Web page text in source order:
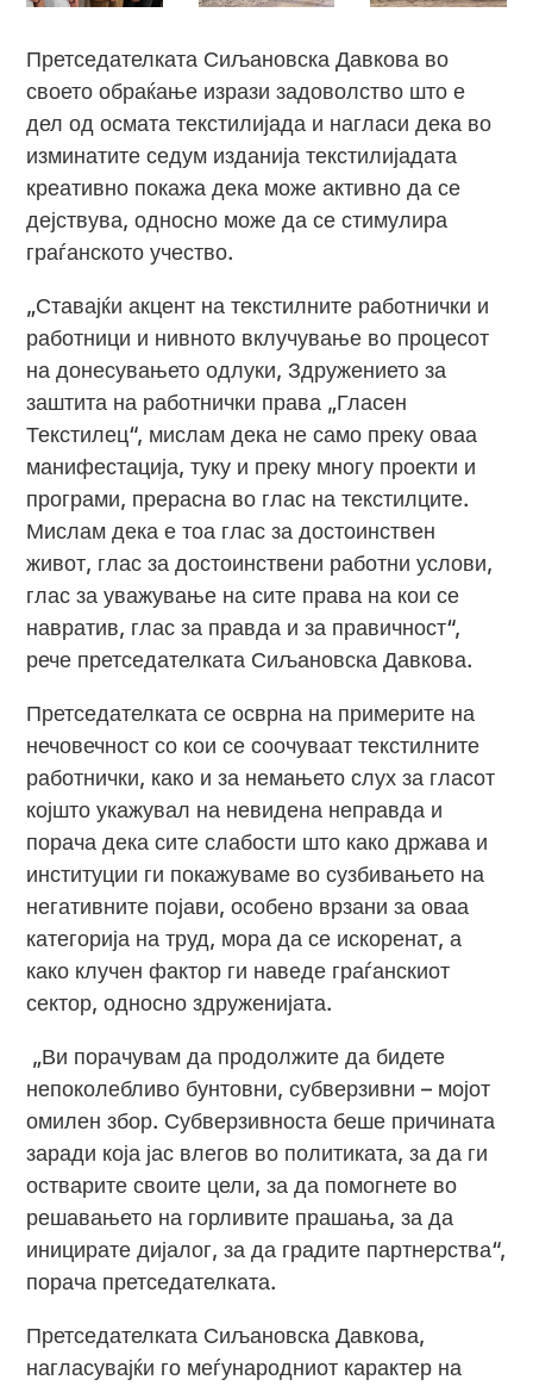
Претседателката Сиљановска Давкова во
своето обраќање изрази задоволство што е
дел од осмата текстилијада и нагласи дека во
изминатите седум изданија текстилијадата
креативно покажа дека може активно да се
дејствува, односно може да се стимулира
граѓанското учество.
„Ставајќи акцент на текстилните работнички и
работници и нивното вклучување во процесот
на донесувањето одлуки, Здружението за
заштита на работнички права „Гласен
Текстилец“, мислам дека не само преку оваа
манифестација, туку и преку многу проекти и
програми, прерасна во глас на текстилците.
Мислам дека е тоа глас за достоинствен
живот, глас за достоинствени работни услови,
глас за уважување на сите права на кои се
навратив, глас за правда и за правичност“,
рече претседателката Сиљановска Давкова.
Претседателката се осврна на примерите на
нечовечност со кои се соочуваат текстилните
работнички, како и за немањето слух за гласот
којшто укажувал на невидена неправда и
порача дека сите слабости што како држава и
институции ги покажуваме во сузбивањето на
негативните појави, особено врзани за оваа
категорија на труд, мора да се искоренат, а
како клучен фактор ги наведе граѓанскиот
сектор, односно здруженијата.
„Ви порачувам да продолжите да бидете
непоколебливо бунтовни, субверзивни – мојот
омилен збор. Субверзивноста беше причината
заради која јас влегов во политиката, за да ги
остварите своите цели, за да помогнете во
решавањето на горливите прашања, за да
иницирате дијалог, за да градите партнерства“,
порача претседателката.
Претседателката Сиљановска Давкова,
нагласувајќи го меѓународниот карактер на